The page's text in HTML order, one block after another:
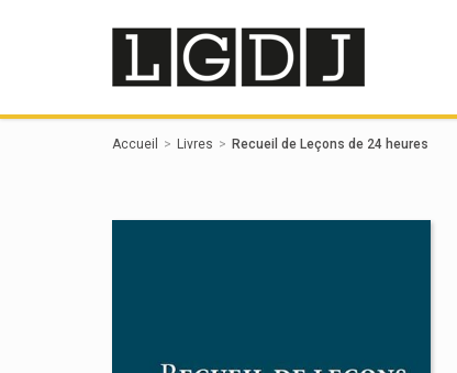
Accueil Livres Recueil de Leçons de 24 heures